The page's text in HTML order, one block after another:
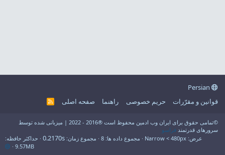
قوانین و مقرّرات
حریم خصوصی راهنما صفحه اصلی
R
©تمامی حقوق برای ایران وب ادمین محفوظ است ®2016 - 2022 | میزبانی شده توسط
سرورهای قدرتمند فراسو
عرض
مجموع داده ها 8 مجموع زمان 0.2170s
حداکثر حافظه
9.57MB